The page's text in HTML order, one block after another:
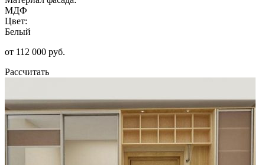
МДФ
Цвет:
Белый
от 112 000 руб.
Рассчитать